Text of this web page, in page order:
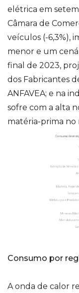
elétrica em
Câmara de
veículos (-6,3%),
menor e um
final de 2023,
dos Fabricantes
ANFAVEA; e na
sofre com a alta
matéria-prima no
Consumo por
A onda de calor